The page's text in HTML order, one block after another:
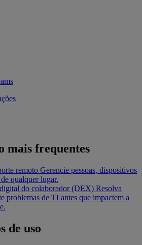
mais frequentes
remoto Gerencie pessoas, dispositivos
qualquer lugar.
do colaborador (DEX) Resolva
problemas de TI antes que impactem a
de uso